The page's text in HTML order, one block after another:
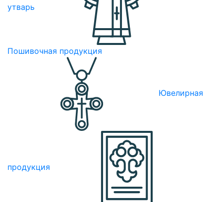
утварь
Пошивочная продукция
Ювелирная
продукция